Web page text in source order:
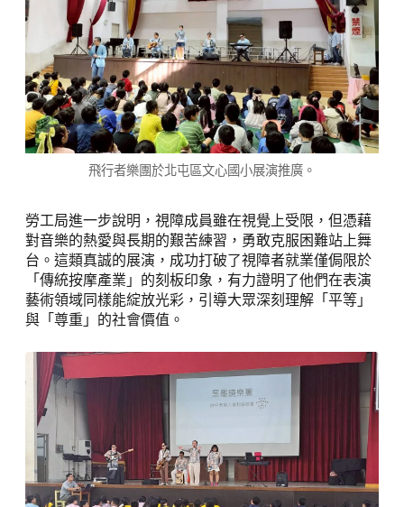
飛行者樂團於北屯區文心國小展演推廣。
勞工局進一步說明，視障成員雖在視覺上受限，但憑藉
對音樂的熱愛與長期的艱苦練習，勇敢克服困難站上舞
台。這類真誠的展演，成功打破了視障者就業僅侷限於
「傳統按摩產業」的刻板印象，有力證明了他們在表演
藝術領域同樣能綻放光彩，引導大眾深刻理解「平等」
與「尊重」的社會價值。